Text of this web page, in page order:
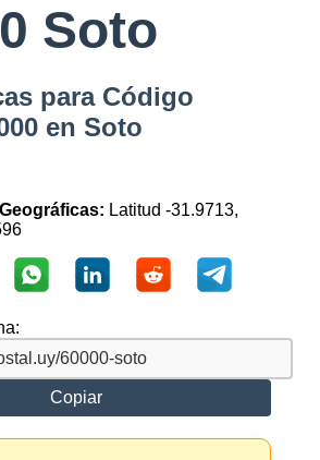
Soto
para Código
en Soto
Latitud -31.9713,
Copiar